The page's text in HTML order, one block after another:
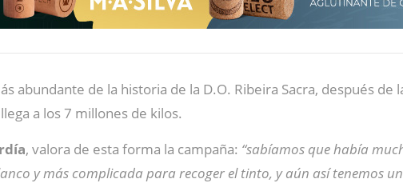
abundante de la historia de la D.O. Ribeira Sacra, después de
a los 7 millones de kilos.
, valora de esta forma la campaña: “sabíamos que había
y más complicada para recoger el tinto, y aún así tenemos